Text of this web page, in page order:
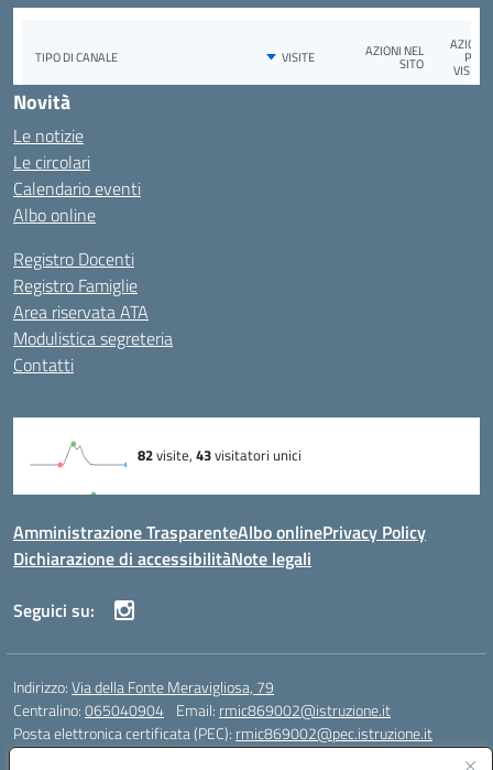
Novità
Le notizie
Le circolari
Calendario eventi
Albo online
Registro Docenti
Registro Famiglie
Area riservata ATA
Modulistica segreteria
Contatti
Amministrazione TrasparenteAlbo onlinePrivacy Policy
Dichiarazione di accessibilitàNote legali
Seguici su:
Indirizzo:Via della Fonte Meravigliosa, 79
Centralino:065040904 Email: rmic869002@istruzione.it
Posta elettronica certificata (PEC): rmic869002@pec.istruzione.it